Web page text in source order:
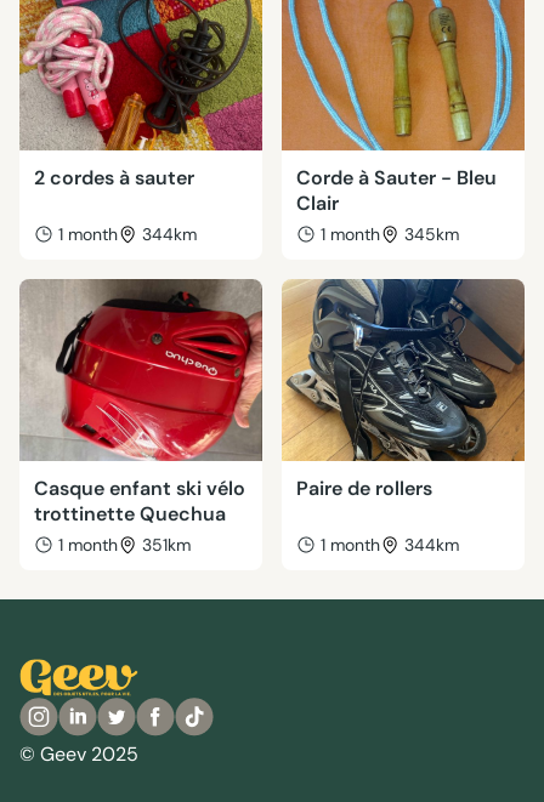
2 cordes à sauter
1 month 344km
Corde à Sauter - Bleu
Clair
1 month 345km
Casque enfant ski vélo
trottinette Quechua
1 month 351km
Paire de rollers
1 month 344km
© Geev 2025